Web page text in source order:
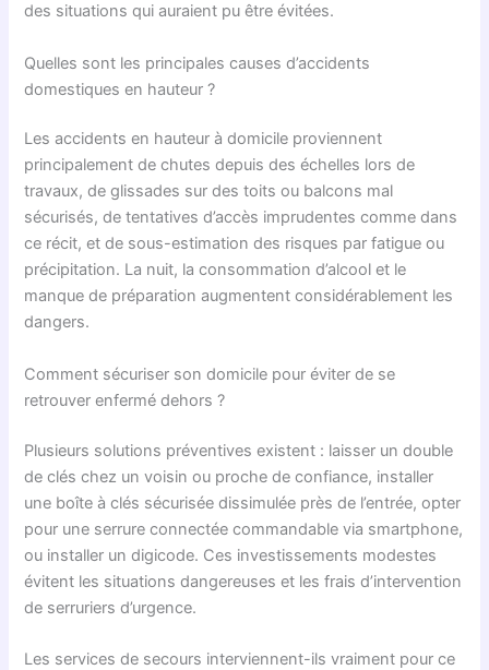
des situations qui auraient pu être évitées.
Quelles sont les principales causes d’accidents
domestiques en hauteur ?
Les accidents en hauteur à domicile proviennent
principalement de chutes depuis des échelles lors de
travaux, de glissades sur des toits ou balcons mal
sécurisés, de tentatives d’accès imprudentes comme dans
ce récit, et de sous-estimation des risques par fatigue ou
précipitation. La nuit, la consommation d’alcool et le
manque de préparation augmentent considérablement les
dangers.
Comment sécuriser son domicile pour éviter de se
retrouver enfermé dehors ?
Plusieurs solutions préventives existent : laisser un double
de clés chez un voisin ou proche de confiance, installer
une boîte à clés sécurisée dissimulée près de l’entrée, opter
pour une serrure connectée commandable via smartphone,
ou installer un digicode. Ces investissements modestes
évitent les situations dangereuses et les frais d’intervention
de serruriers d’urgence.
Les services de secours interviennent-ils vraiment pour ce